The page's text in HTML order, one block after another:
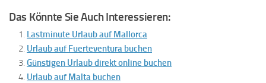
Das Könnte Sie Auch Interessieren:
Lastminute Urlaub auf Mallorca
Urlaub auf Fuerteventura buchen
Günstigen Urlaub direkt online buchen
Urlaub auf Malta buchen